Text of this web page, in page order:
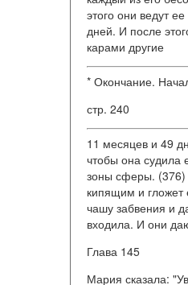
этого они ведут
дней. И после
карами другие
* Окончание.
стр. 240
11 месяцев и 49
чтобы она судила
зоны сферы. (376)
кипящим и
чашу забвения и
входила. И они
Глава 145
Мария сказала: